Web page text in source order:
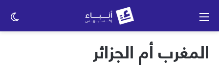
المغرب أم الجزائر